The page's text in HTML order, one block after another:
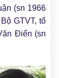
(sn 1966
GTVT, tổ
Điển (sn